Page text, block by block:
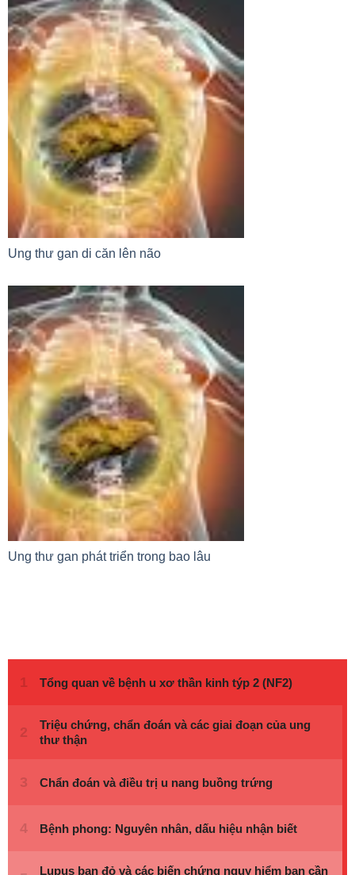
Ung thư gan di căn lên não
Ung thư gan phát triển trong bao lâu